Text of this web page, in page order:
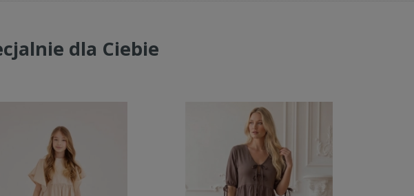
dla Ciebie